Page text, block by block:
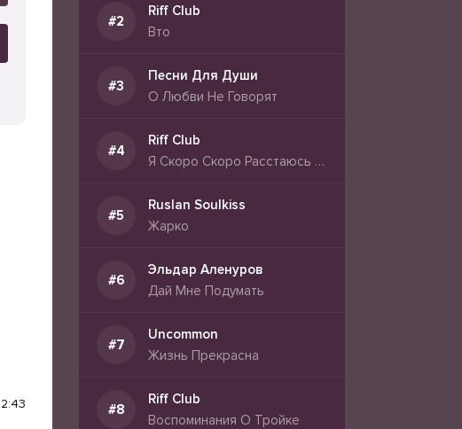
2:43
Riff Club
Вто
Песни Для Души
О Любви Не Говорят
Riff Club
Я Скоро Скоро Расстаюсь С Тобой
Ruslan Soulkiss
Жарко
Эльдар Аленуров
Дай Мне Подумать
Uncommon
Жизнь Прекрасна
Riff Club
Воспоминания О Тройке